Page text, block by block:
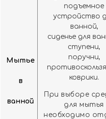
Мытье
в
ванной
подъемное
устройство
ванной,
сиденье для
ступени,
поручни,
коврики.
При выборе
для мытья
необходимо